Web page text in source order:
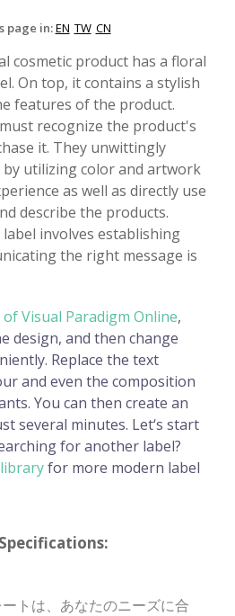
page in:EN TW CN
cosmetic product has a floral
On top, it contains a stylish
features of the product.
recognize the product's
it. They unwittingly
by utilizing color and artwork
as well as directly use
describe the products.
involves establishing
the right message is
Visual Paradigm Online,
design, and then change
Replace the text
and even the composition
You can then create an
several minutes. Let‘s start
for another label?
for more modern label
トは、あなたのニーズに合